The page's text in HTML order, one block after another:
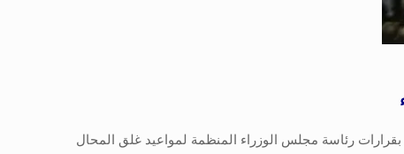
بقرارات رئاسة مجلس الوزراء المنظمة لمواعيد غلق المحال